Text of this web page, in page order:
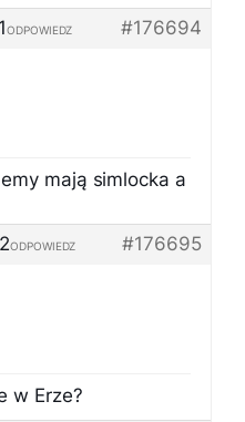
#176694
ODPOWIEDZ
mają simlocka a
#176695
ODPOWIEDZ
w Erze?